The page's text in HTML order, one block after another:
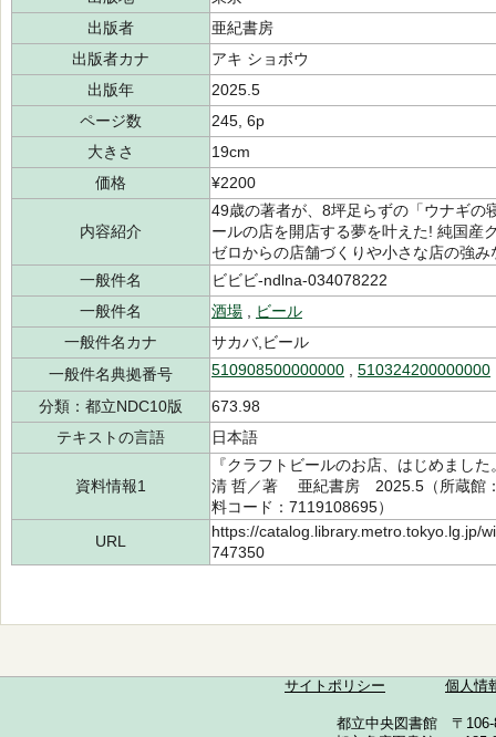
出版者
亜紀書房
出版者カナ
アキ ショボウ
出版年
2025.5
ページ数
245, 6p
大きさ
19cm
価格
¥2200
内容紹介
49歳の著者が、8坪足らずの「ウナギの
ールの店を開店する夢を叶えた! 純国産
ゼロからの店舗づくりや小さな店の強
一般件名
ビビビ-ndlna-034078222
一般件名
酒場
ビール
一般件名カナ
サカバ,ビール
一般件名典拠番号
510908500000000 510324200000000
分類：都立NDC10版
673.98
テキストの言語
日本語
資料情報1
『クラフトビールのお店、はじめまし
清 哲／著 亜紀書房 2025.5（所蔵
料コード：7119108695）
URL
https://catalog.library.metro.tokyo.lg.jp/
747350
サイトポリシー 個人情
都立中央図書館 〒